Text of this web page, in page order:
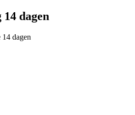
dagen
dagen